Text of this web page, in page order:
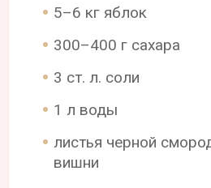
5–6 кг яблок
300–400 г сахара
3 ст. л. соли
1 л воды
листья черной
вишни